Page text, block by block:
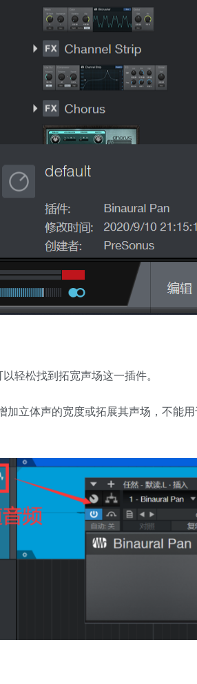
轻松找到拓宽声场这一插件。
加立体声的宽度或拓展其声场，不能